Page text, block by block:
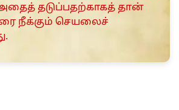
தடுப்பதற்காகத் தான்
நீக்கும் செயலைச்